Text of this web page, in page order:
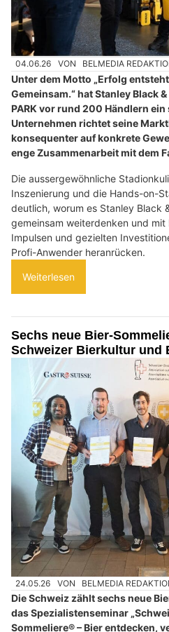
04.06.26 VON BELMEDIA
Unter dem Motto „Erfolg
Gemeinsam.“ hat Stanley Black
PARK vor rund 200 Händlern
Unternehmen richtet seine
konsequenter auf konkrete
enge Zusammenarbeit mit dem
Die aussergewöhnliche
Inszenierung und die Hands-on-
deutlich, worum es Stanley Black
gemeinsam weiterdenken und mit
Impulsen und gezielten
Profi-Anwender heranrücken.
Weiterlesen
Sechs neue Bier-
Schweizer Bierkultur und
24.05.26 VON BELMEDIA
Die Schweiz zählt sechs neue
das Spezialistenseminar
Sommeliere® – Bier entdecken,